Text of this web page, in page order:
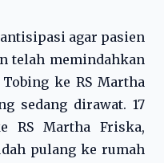
agar pasien
telah memindahkan
ke RS Martha
sedang dirawat. 17
RS Martha Friska,
pulang ke rumah